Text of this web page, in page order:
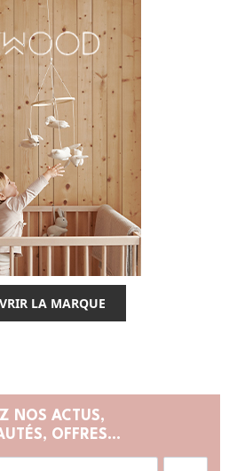
LA MARQUE
NOS ACTUS,
OFFRES...